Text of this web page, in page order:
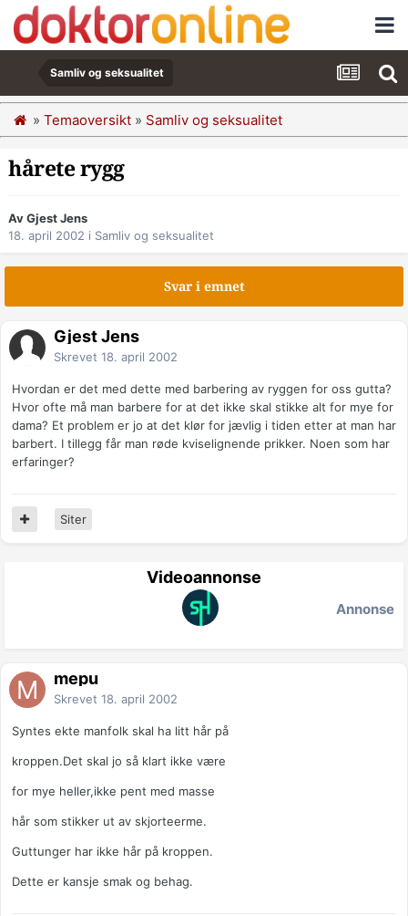
Samliv og seksualitet
» Temaoversikt » Samliv og seksualitet
hårete rygg
Av Gjest Jens
18. april 2002 i Samliv og seksualitet
Svar i emnet
Gjest Jens
Skrevet 18. april 2002
Hvordan er det med dette med barbering av ryggen for oss gutta?
Hvor ofte må man barbere for at det ikke skal stikke alt for mye for
dama? Et problem er jo at det klør for jævlig i tiden etter at man har
barbert. I tillegg får man røde kviselignende prikker. Noen som har
erfaringer?
Siter
Videoannonse
Annonse
mepu
Skrevet 18. april 2002
Syntes ekte manfolk skal ha litt hår på
kroppen.Det skal jo så klart ikke være
for mye heller,ikke pent med masse
hår som stikker ut av skjorteerme.
Guttunger har ikke hår på kroppen.
Dette er kansje smak og behag.